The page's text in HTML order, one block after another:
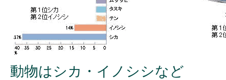
動物はシカ・イノシシなど